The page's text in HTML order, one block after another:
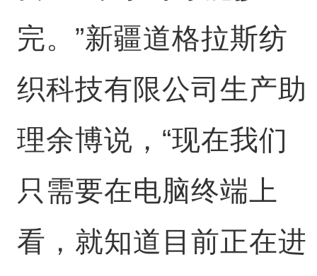
完。”新疆道格拉斯纺
织科技有限公司生产助
理余博说，“现在我们
只需要在电脑终端上
看，就知道目前正在进